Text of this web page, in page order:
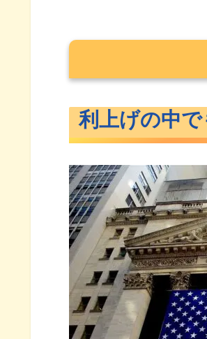
ハイテク中
GAFAMから
夏枯れ相場
利上げから
いよいよ新NISA
恒久化され
非課税期間
利上げの中